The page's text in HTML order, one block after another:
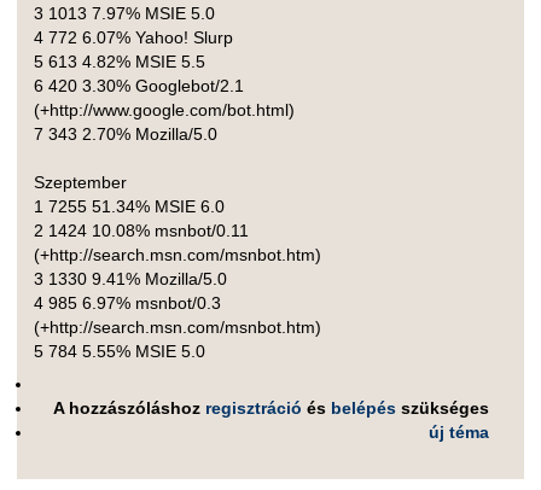
3 1013 7.97% MSIE 5.0
4 772 6.07% Yahoo! Slurp
5 613 4.82% MSIE 5.5
6 420 3.30% Googlebot/2.1
(+http://www.google.com/bot.html)
7 343 2.70% Mozilla/5.0
Szeptember
1 7255 51.34% MSIE 6.0
2 1424 10.08% msnbot/0.11
(+http://search.msn.com/msnbot.htm)
3 1330 9.41% Mozilla/5.0
4 985 6.97% msnbot/0.3
(+http://search.msn.com/msnbot.htm)
5 784 5.55% MSIE 5.0
A hozzászóláshoz regisztráció és belépés szükséges
új téma